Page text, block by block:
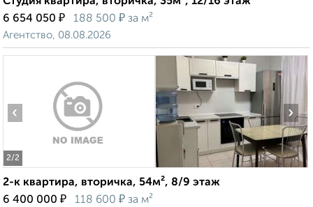
6 654 050 ₽ 188 500 ₽ за м²
Агентство, 08.08.2026
2/2
‹ ›
2-к квартира, вторичка, 54м², 8/9 этаж
6 400 000 ₽ 118 600 ₽ за м²